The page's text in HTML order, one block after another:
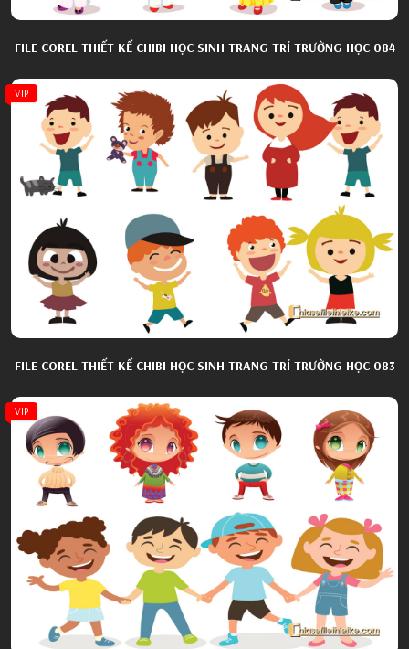
FILE COREL THIẾT KẾ CHIBI HỌC SINH TRANG TRÍ TRƯỜNG HỌC 084
VIP
FILE COREL THIẾT KẾ CHIBI HỌC SINH TRANG TRÍ TRƯỜNG HỌC 083
VIP